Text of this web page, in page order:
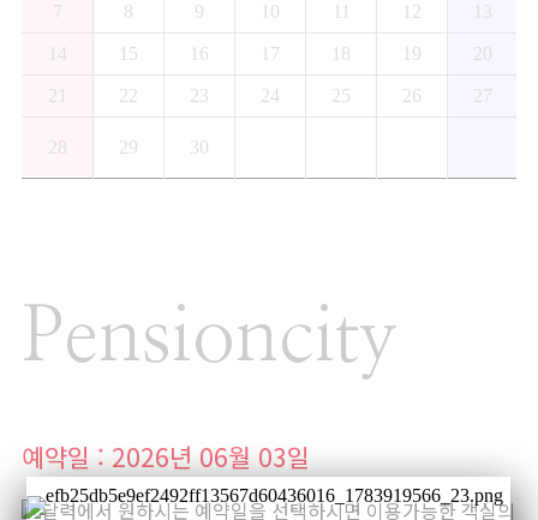
7 8 9 10 11 12 13
14 15 16 17 18 19 20
21 22 23 24 25 26 27
28 29 30
Pensioncity
예약일 : 2026년 06월 03일
달력에서 원하시는 예약일을 선택하시면 이용가능한 객실의